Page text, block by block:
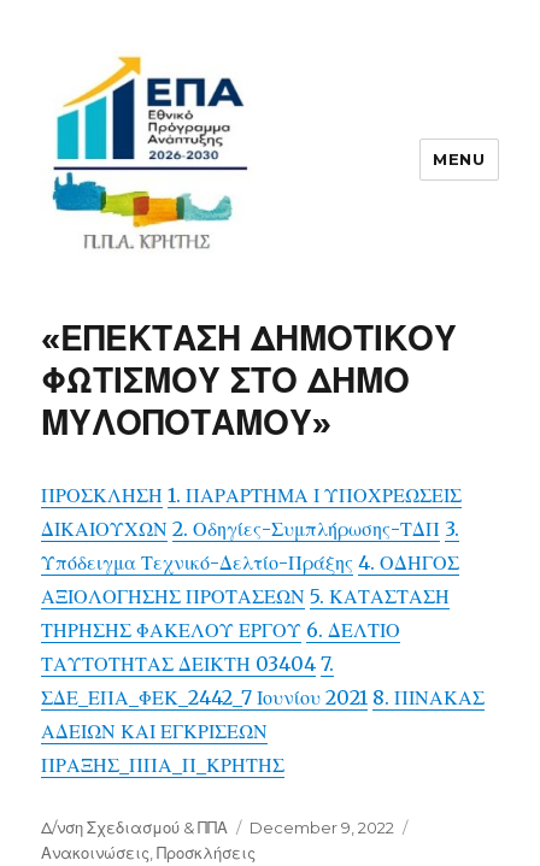
MENU
«ΕΠΕΚΤΑΣΗ ΔΗΜΟΤΙΚΟΥ
ΦΩΤΙΣΜΟΥ ΣΤΟ ΔΗΜΟ
ΜΥΛΟΠΟΤΑΜΟΥ»
ΠΡΟΣΚΛΗΣΗ 1. ΠΑΡΑΡΤΗΜΑ Ι ΥΠΟΧΡΕΩΣΕΙΣ
ΔΙΚΑΙΟΥΧΩΝ 2. Οδηγίες-Συμπλήρωσης-ΤΔΠ 3.
Υπόδειγμα Τεχνικό-Δελτίο-Πράξης 4. ΟΔΗΓΟΣ
ΑΞΙΟΛΟΓΗΣΗΣ ΠΡΟΤΑΣΕΩΝ 5. ΚΑΤΑΣΤΑΣΗ
ΤΗΡΗΣΗΣ ΦΑΚΕΛΟΥ ΕΡΓΟΥ 6. ΔΕΛΤΙΟ
ΤΑΥΤΟΤΗΤΑΣ ΔΕΙΚΤΗ 03404 7.
ΣΔΕ_ΕΠΑ_ΦΕΚ_2442_7 Ιουνίου 2021 8. ΠΙΝΑΚΑΣ
ΑΔΕΙΩΝ ΚΑΙ ΕΓΚΡΙΣΕΩΝ
ΠΡΑΞΗΣ_ΠΠΑ_Π_ΚΡΗΤΗΣ
Author
Δ/νση Σχεδιασμού & ΠΠΑ
Posted
on
December 9, 2022
Ανακοινώσεις ,Προσκλήσεις